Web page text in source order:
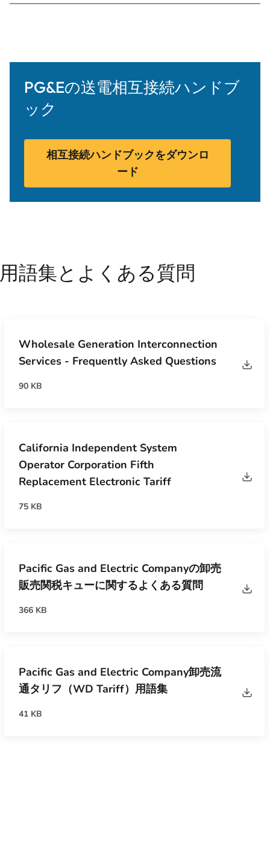
PG&Eの送電相互接続ハンドブ
ック
相互接続ハンドブックをダウンロ
ード
用語集とよくある質問
Wholesale Generation Interconnection
Services - Frequently Asked Questions
90 KB
California Independent System
Operator Corporation Fifth
Replacement Electronic Tariff
75 KB
Pacific Gas and Electric Companyの卸売
販売関税キューに関するよくある質問
366 KB
Pacific Gas and Electric Company卸売流
通タリフ（WD Tariff）用語集
41 KB